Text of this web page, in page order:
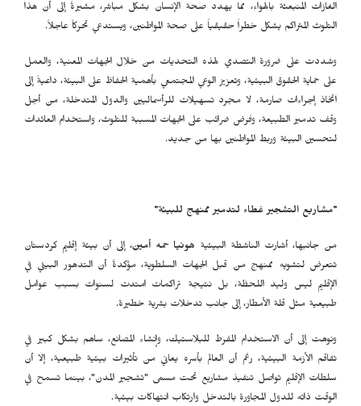
الغازات المنبعثة بالهواء، مما يهدد صحة الإنسان بشكل مباشر، مشيرةً إلى أن هذا
التلوث المتراكم يشكل خطراً حقيقياً على صحة المواطنين، ويستدعي تحركاً عاجلاً.
وشددت على ضرورة التصدي لهذه التحديات من خلال الجهات المعنية، والعمل
على حماية الحقوق البيئية، وتعزيز الوعي المجتمعي بأهمية الحفاظ على البيئة، داعيةً إلى
اتخاذ إجراءات صارمة، لا مجرد تسهيلات للرأسماليين والدول المتدخلة، من أجل
وقف تدمير الطبيعة، وفرض ضرائب على الجهات المسببة للتلوث، واستخدام العائدات
لتحسين البيئة وربط المواطنين بها من جديد.
"مشاريع التشجير غطاء لتدمير ممنهج للبيئة"
من جانبها، أشارت الناشطة البيئية هونيا حمه أمين، إلى أن بيئة إقليم كردستان
تتعرض لتشويه ممنهج من قبل الجهات السلطوية، مؤكدةً أن التدهور البيئي في
الإقليم ليس وليد اللحظة، بل نتيجة تراكمات امتدت لسنوات بسبب عوامل
طبيعية مثل قلة الأمطار، إلى جانب تدخلات بشرية خطيرة.
ونوهت إلى أن الاستخدام المفرط للبلاستيك، وإنشاء المصانع، ساهم بشكل كبير في
تفاقم الأزمة البيئية، رغم أن العالم بأسره يعاني من تأثيرات بيئية طبيعية، إلا أن
سلطات الإقليم تواصل تنفيذ مشاريع تحت مسمى "تشجير المدن"، بينما تسمح في
الوقت ذاته للدول المجاورة بالتدخل وارتكاب انتهاكات بيئية.